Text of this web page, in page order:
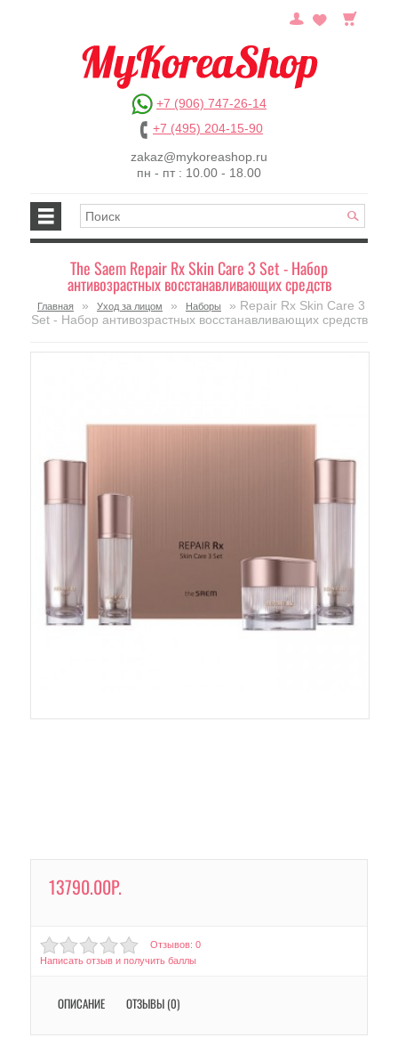
+7 (906) 747-26-14
+7 (495) 204-15-90
zakaz@mykoreashop.ru
пн - пт : 10.00 - 18.00
The Saem Repair Rx Skin Care 3 Set - Набор
антивозрастных восстанавливающих средств
Главная » Уход за лицом » Наборы
» Repair Rx Skin Care 3
Set - Набор антивозрастных восстанавливающих средств
13790.00Р.
Отзывов: 0
Написать отзыв и получить баллы
ОПИСАНИЕ ОТЗЫВЫ (0)